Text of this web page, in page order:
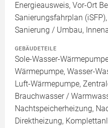
Energieausweis, Vor-Ort
Sanierungsfahrplan
Sanierung / Umbau,
GEBÄUDETEILE
Sole-Wasser-
Wärmepumpe, Wasser-
Luft-Wärmepumpe,
Brauchwasser /
Nachtspeicherheizung,
Direktheizung,